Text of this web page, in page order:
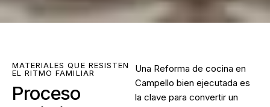
MATERIALES QUE RESISTEN
EL RITMO FAMILIAR
Proceso
Una Reforma de cocina en
Campello bien ejecutada es
la clave para convertir un